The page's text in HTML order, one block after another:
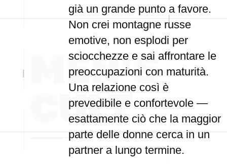
già un grande punto a favore.
Non crei montagne russe
emotive, non esplodi per
sciocchezze e sai affrontare le
preoccupazioni con maturità.
Una relazione così è
prevedibile e confortevole —
esattamente ciò che la maggior
parte delle donne cerca in un
partner a lungo termine.